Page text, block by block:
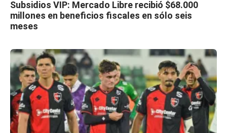
Subsidios VIP: Mercado Libre recibió $68.000
millones en beneficios fiscales en sólo seis
meses